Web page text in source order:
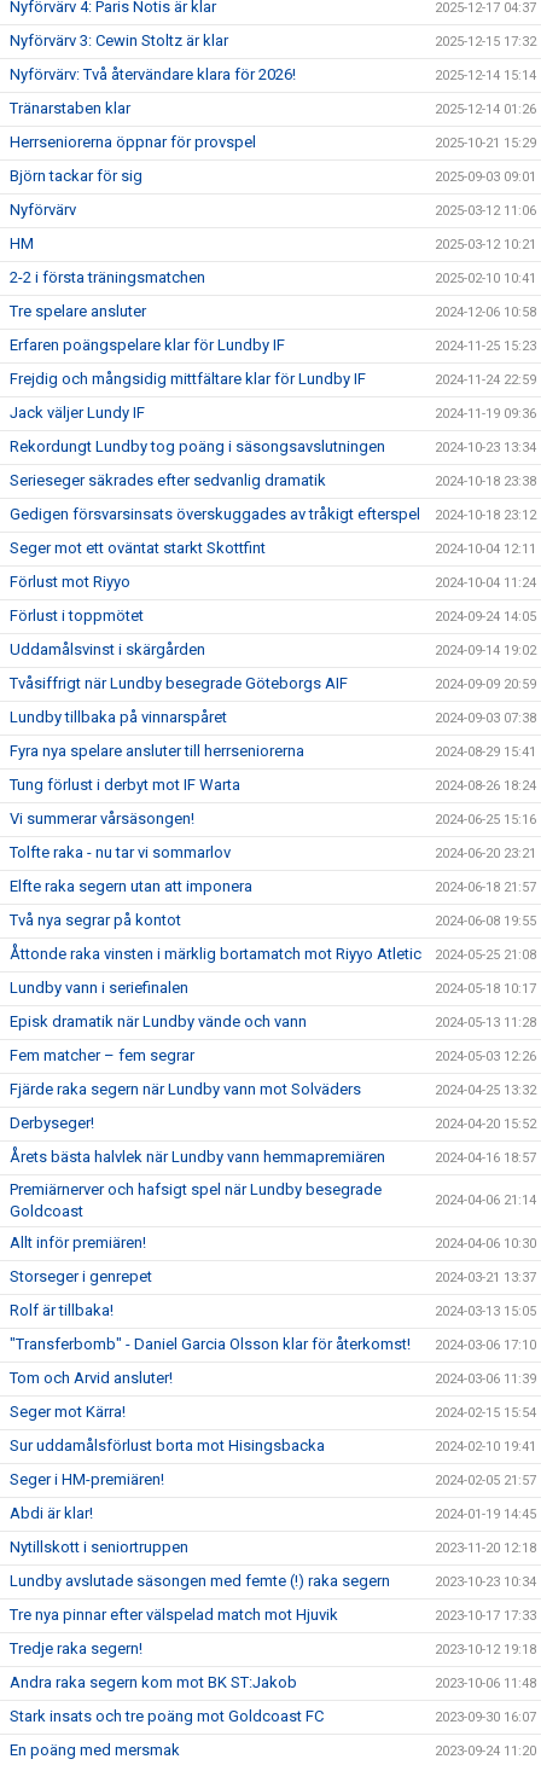
Nyförvärv 4: Paris Notis är klar 2025-12-17 04:37
Nyförvärv 3: Cewin Stoltz är klar 2025-12-15 17:32
Nyförvärv: Två återvändare klara för 2026! 2025-12-14 15:14
Tränarstaben klar 2025-12-14 01:26
Herrseniorerna öppnar för provspel 2025-10-21 15:29
Björn tackar för sig 2025-09-03 09:01
Nyförvärv 2025-03-12 11:06
HM 2025-03-12 10:21
2-2 i första träningsmatchen 2025-02-10 10:41
Tre spelare ansluter 2024-12-06 10:58
Erfaren poängspelare klar för Lundby IF 2024-11-25 15:23
Frejdig och mångsidig mittfältare klar för Lundby IF 2024-11-24 22:59
Jack väljer Lundy IF 2024-11-19 09:36
Rekordungt Lundby tog poäng i säsongsavslutningen 2024-10-23 13:34
Serieseger säkrades efter sedvanlig dramatik 2024-10-18 23:38
Gedigen försvarsinsats överskuggades av tråkigt efterspel 2024-10-18 23:12
Seger mot ett oväntat starkt Skottfint 2024-10-04 12:11
Förlust mot Riyyo 2024-10-04 11:24
Förlust i toppmötet 2024-09-24 14:05
Uddamålsvinst i skärgården 2024-09-14 19:02
Tvåsiffrigt när Lundby besegrade Göteborgs AIF 2024-09-09 20:59
Lundby tillbaka på vinnarspåret 2024-09-03 07:38
Fyra nya spelare ansluter till herrseniorerna 2024-08-29 15:41
Tung förlust i derbyt mot IF Warta 2024-08-26 18:24
Vi summerar vårsäsongen! 2024-06-25 15:16
Tolfte raka - nu tar vi sommarlov 2024-06-20 23:21
Elfte raka segern utan att imponera 2024-06-18 21:57
Två nya segrar på kontot 2024-06-08 19:55
Åttonde raka vinsten i märklig bortamatch mot Riyyo Atletic 2024-05-25 21:08
Lundby vann i seriefinalen 2024-05-18 10:17
Episk dramatik när Lundby vände och vann 2024-05-13 11:28
Fem matcher – fem segrar 2024-05-03 12:26
Fjärde raka segern när Lundby vann mot Solväders 2024-04-25 13:32
Derbyseger! 2024-04-20 15:52
Årets bästa halvlek när Lundby vann hemmapremiären 2024-04-16 18:57
Premiärnerver och hafsigt spel när Lundby besegrade
Goldcoast
2024-04-06 21:14
Allt inför premiären! 2024-04-06 10:30
Storseger i genrepet 2024-03-21 13:37
Rolf är tillbaka! 2024-03-13 15:05
"Transferbomb" - Daniel Garcia Olsson klar för återkomst! 2024-03-06 17:10
Tom och Arvid ansluter! 2024-03-06 11:39
Seger mot Kärra! 2024-02-15 15:54
Sur uddamålsförlust borta mot Hisingsbacka 2024-02-10 19:41
Seger i HM-premiären! 2024-02-05 21:57
Abdi är klar! 2024-01-19 14:45
Nytillskott i seniortruppen 2023-11-20 12:18
Lundby avslutade säsongen med femte (!) raka segern 2023-10-23 10:34
Tre nya pinnar efter välspelad match mot Hjuvik 2023-10-17 17:33
Tredje raka segern! 2023-10-12 19:18
Andra raka segern kom mot BK ST:Jakob 2023-10-06 11:48
Stark insats och tre poäng mot Goldcoast FC 2023-09-30 16:07
En poäng med mersmak 2023-09-24 11:20